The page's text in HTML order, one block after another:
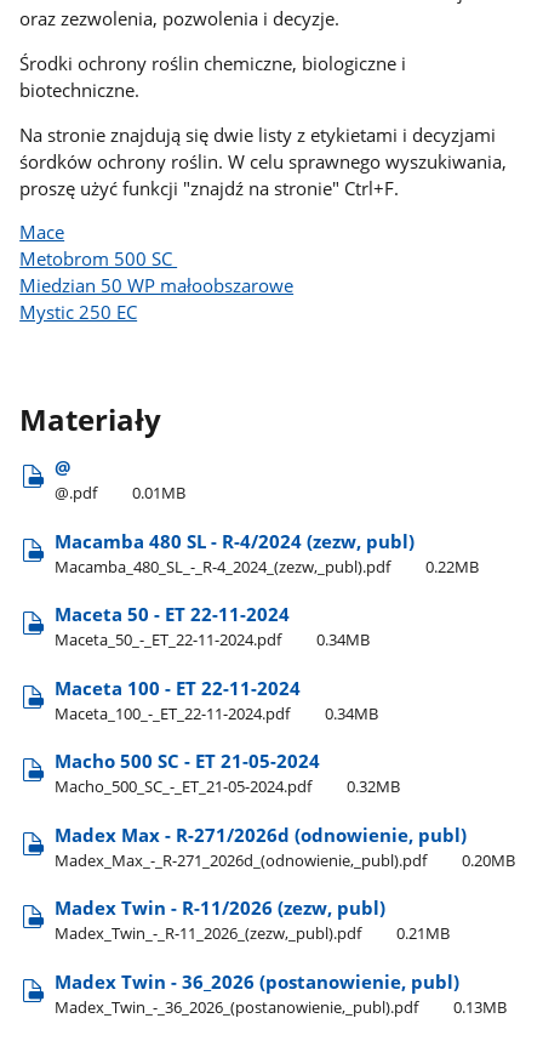
oraz zezwolenia, pozwolenia i decyzje.
Środki ochrony roślin chemiczne, biologiczne i
biotechniczne.
Na stronie znajdują się dwie listy z etykietami i decyzjami
śordków ochrony roślin. W celu sprawnego wyszukiwania,
proszę użyć funkcji "znajdź na stronie" Ctrl+F.
Mace
Metobrom 500 SC
Miedzian 50 WP małoobszarowe
Mystic 250 EC
Materiały
@
@.pdf 0.01MB
Macamba 480 SL - R-4/2024 (zezw, publ)
Macamba​_480​_SL​_-​_R-4​_2024​_(zezw,​_publ).pdf 0.22MB
Maceta 50 - ET 22-11-2024
Maceta​_50​_-​_ET​_22-11-2024.pdf 0.34MB
Maceta 100 - ET 22-11-2024
Maceta​_100​_-​_ET​_22-11-2024.pdf 0.34MB
Macho 500 SC - ET 21-05-2024
Macho​_500​_SC​_-​_ET​_21-05-2024.pdf 0.32MB
Madex Max - R-271/2026d (odnowienie, publ)
Madex​_Max​_-​_R-271​_2026d​_(odnowienie,​_publ).pdf 0.20MB
Madex Twin - R-11/2026 (zezw, publ)
Madex​_Twin​_-​_R-11​_2026​_(zezw,​_publ).pdf 0.21MB
Madex Twin - 36​_2026 (postanowienie, publ)
Madex​_Twin​_-​_36​_2026​_(postanowienie,​_publ).pdf 0.13MB